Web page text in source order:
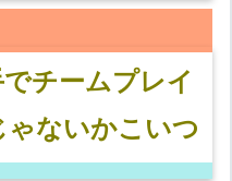
チームプレイ
ゃないかこいつ